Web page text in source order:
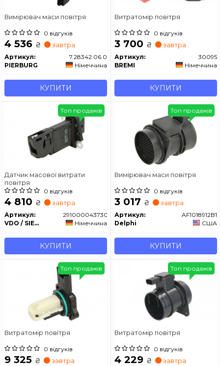
Вимірювач маси повітря
0 відгуків
4 536 ₴ завтра
Артикул:
7.28342.06.0
PIERBURG
Німеччина
КУПИТИ
Витратомір повітря
0 відгуків
3 700 ₴ завтра
Артикул:
30095
BREMI
Німеччина
КУПИТИ
Датчик масової витрати
повітря
0 відгуків
4 810 ₴ завтра
Артикул:
2910000437300
VDO / SIEMENS
Німеччина
КУПИТИ
Топ продажів
Вимірювач маси повітря
0 відгуків
3 017 ₴ завтра
Артикул:
AF1018912B1
Delphi
США
КУПИТИ
Топ продажів
Витратомір повітря
0 відгуків
9 325 ₴ завтра
Топ продажів
Витратомір повітря
0 відгуків
4 229 ₴ завтра
Топ продажів